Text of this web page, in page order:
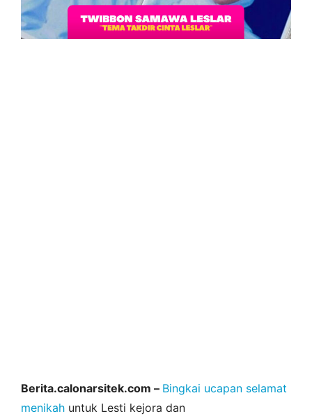
Berita.calonarsitek.com – Bingkai ucapan selamat
menikah untuk Lesti kejora dan